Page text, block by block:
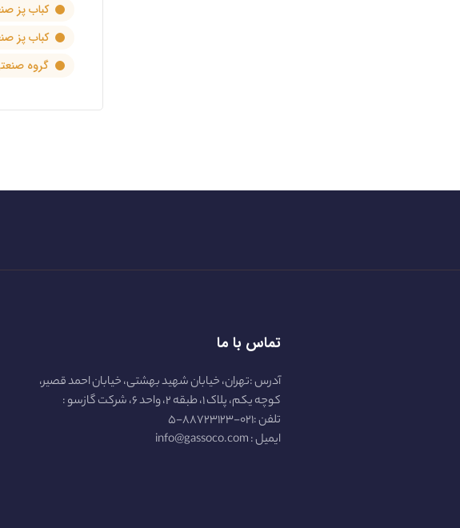
کباب پز
کباب پز
گروه
تماس با ما
آدرس :تهران، خیابان شهید بهشتی، خیابان احمد قصیر،
کوچه یکم، پلاک ۱، طبقه ۲، واحد ۶، شرکت گازسو :
تلفن :۰۲۱-۸۸۷۲۳۱۲۳-۵
ایمیل : info@gassoco.com